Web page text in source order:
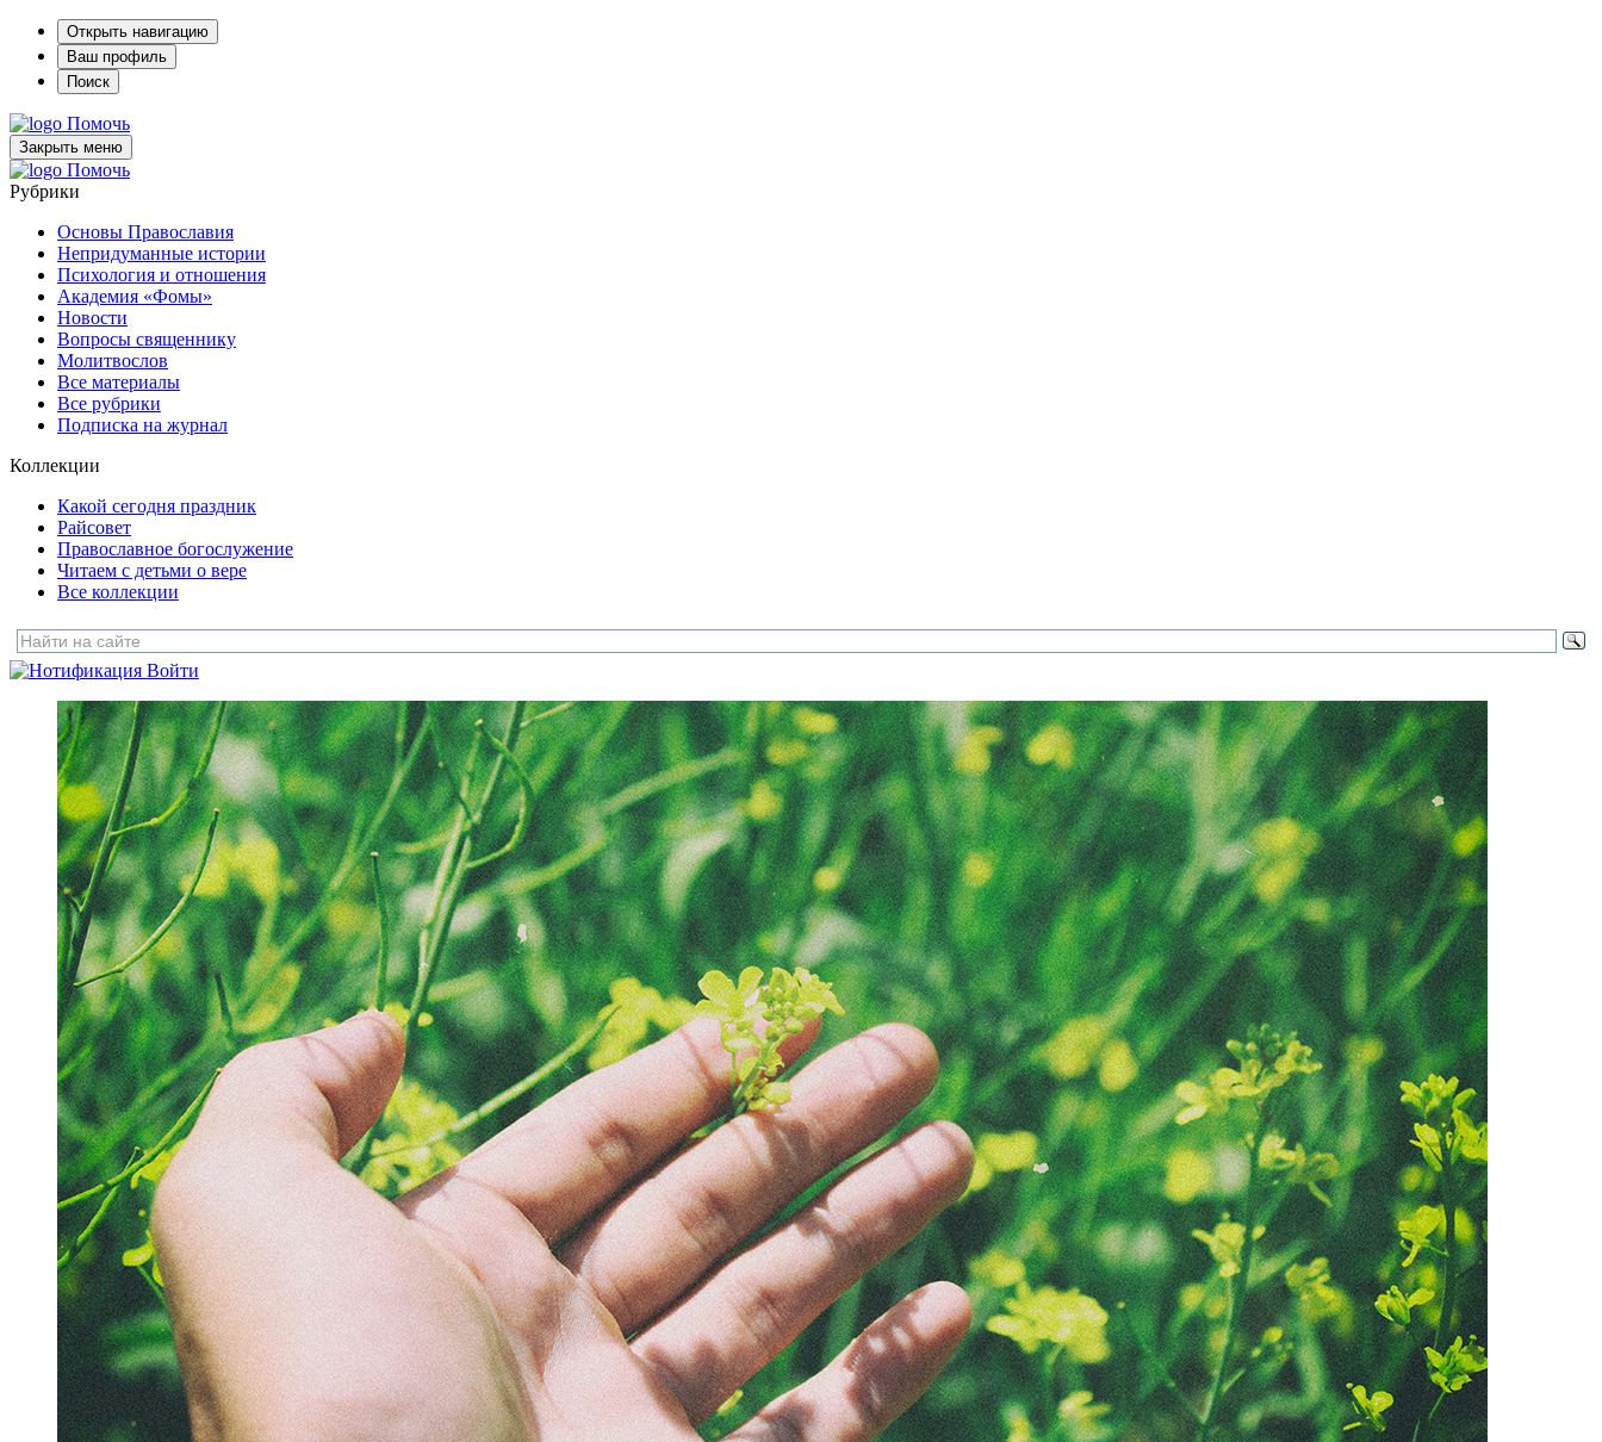
Открыть навигацию
Ваш профиль
Поиск
Помочь
Закрыть меню
Помочь
Рубрики
Основы Православия
Непридуманные истории
Психология и отношения
Академия «Фомы»
Новости
Вопросы священнику
Молитвослов
Все материалы
Все рубрики
Подписка на журнал
Коллекции
Какой сегодня праздник
Райсовет
Православное богослужение
Читаем с детьми о вере
Все коллекции
Войти